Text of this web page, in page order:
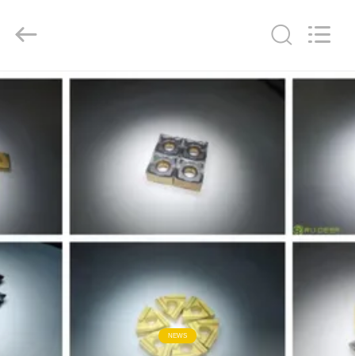
RUMAH
PRODUK
KAMI
TUR
PABRIK
KONTROL
Manufacturing
Co.,Ltd.
NEWS